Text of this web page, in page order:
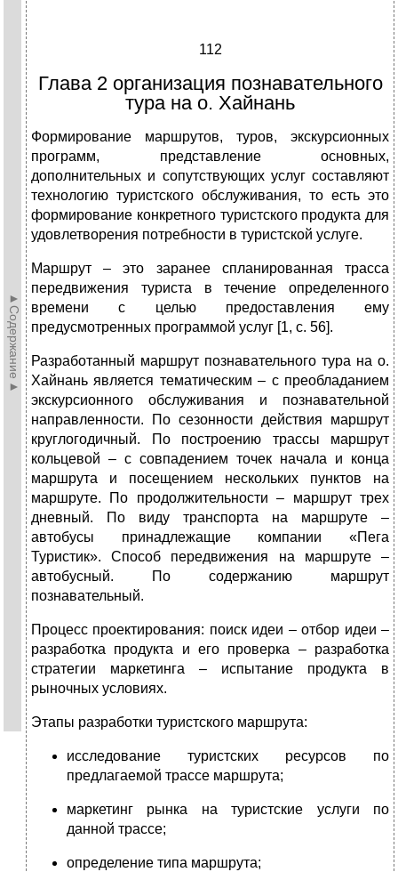
►Содержание►
112
Глава 2 организация познавательного
тура на о. Хайнань
Формирование маршрутов, туров, экскурсионных
программ, представление основных,
дополнительных и сопутствующих услуг составляют
технологию туристского обслуживания, то есть это
формирование конкретного туристского продукта для
удовлетворения потребности в туристской услуге.
Маршрут – это заранее спланированная трасса
передвижения туриста в течение определенного
времени с целью предоставления ему
предусмотренных программой услуг [1, с. 56].
Разработанный маршрут познавательного тура на о.
Хайнань является тематическим – с преобладанием
экскурсионного обслуживания и познавательной
направленности. По сезонности действия маршрут
круглогодичный. По построению трассы маршрут
кольцевой – с совпадением точек начала и конца
маршрута и посещением нескольких пунктов на
маршруте. По продолжительности – маршрут трех
дневный. По виду транспорта на маршруте –
автобусы принадлежащие компании «Пега
Туристик». Способ передвижения на маршруте –
автобусный. По содержанию маршрут
познавательный.
Процесс проектирования: поиск идеи – отбор идеи –
разработка продукта и его проверка – разработка
стратегии маркетинга – испытание продукта в
рыночных условиях.
Этапы разработки туристского маршрута:
исследование туристских ресурсов по
предлагаемой трассе маршрута;
маркетинг рынка на туристские услуги по
данной трассе;
определение типа маршрута;